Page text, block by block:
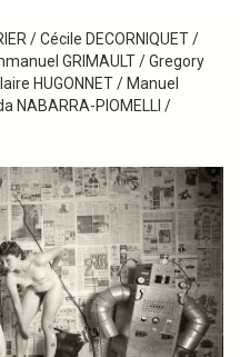
/ Cécile DECORNIQUET /
GRIMAULT / Gregory
HUGONNET / Manuel
NABARRA-PIOMELLI /